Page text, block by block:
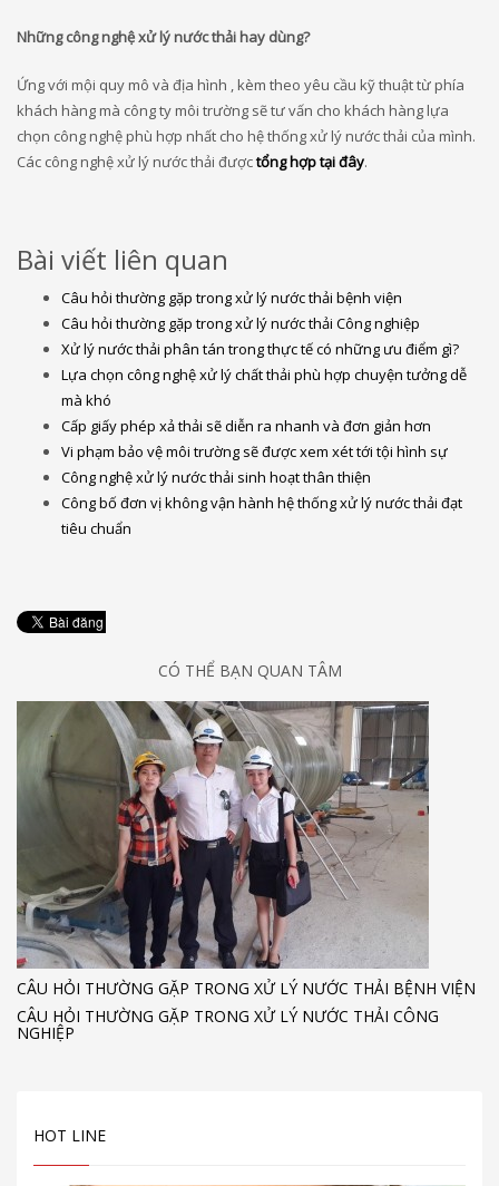
Những công nghệ xử lý nước thải hay dùng?
Ứng với mội quy mô và địa hình , kèm theo yêu cầu kỹ thuật từ phía
khách hàng mà công ty môi trường sẽ tư vấn cho khách hàng lựa
chọn công nghệ phù hợp nhất cho hệ thống xử lý nước thải của mình.
Các công nghệ xử lý nước thải đượctổng hợp tại đây.
Bài viết liên quan
Câu hỏi thường gặp trong xử lý nước thải bệnh viện
Câu hỏi thường gặp trong xử lý nước thải Công nghiệp
Xử lý nước thải phân tán trong thực tế có những ưu điểm gì?
Lựa chọn công nghệ xử lý chất thải phù hợp chuyện tưởng dễ
mà khó
Cấp giấy phép xả thải sẽ diễn ra nhanh và đơn giản hơn
Vi phạm bảo vệ môi trường sẽ được xem xét tới tội hình sự
Công nghệ xử lý nước thải sinh hoạt thân thiện
Công bố đơn vị không vận hành hệ thống xử lý nước thải đạt
tiêu chuẩn
CÓ THỂ BẠN QUAN TÂM
CÂU HỎI THƯỜNG GẶP TRONG XỬ LÝ NƯỚC THẢI BỆNH VIỆN
CÂU HỎI THƯỜNG GẶP TRONG XỬ LÝ NƯỚC THẢI CÔNG
NGHIỆP
HOT LINE